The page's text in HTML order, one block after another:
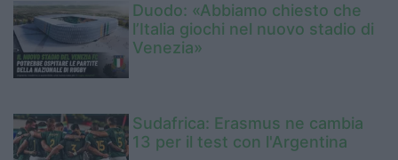
Duodo: «Abbiamo chiesto che
l’Italia giochi nel nuovo stadio di
Venezia»
Sudafrica: Erasmus ne cambia
13 per il test con l'Argentina